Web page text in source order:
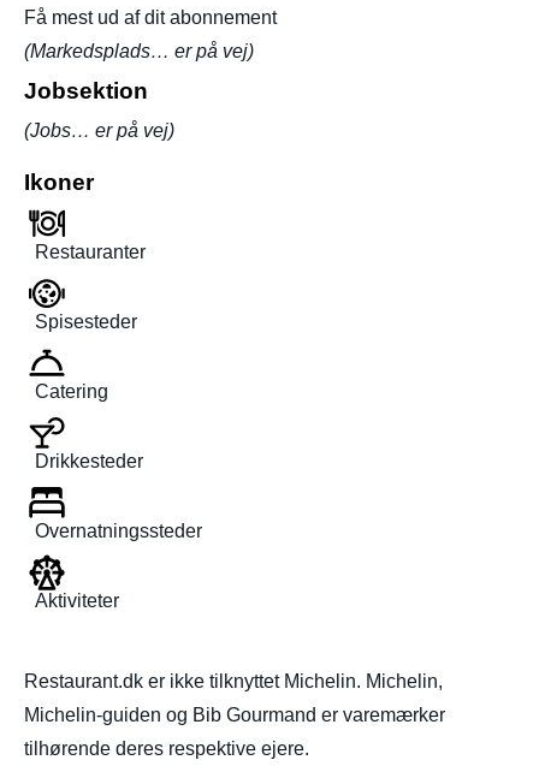
Få mest ud af dit abonnement
(Markedsplads… er på vej)
Jobsektion
(Jobs… er på vej)
Ikoner
Restauranter
Spisesteder
Catering
Drikkesteder
Overnatningssteder
Aktiviteter
Restaurant.dk er ikke tilknyttet Michelin. Michelin,
Michelin-guiden og Bib Gourmand er varemærker
tilhørende deres respektive ejere.